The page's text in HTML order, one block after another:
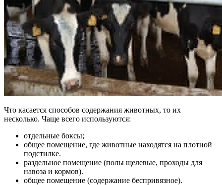
Что касается способов содержания животных, то их
несколько. Чаще всего используются:
отдельные боксы;
общее помещение, где животные находятся на плотной
подстилке.
раздельное помещение (полы щелевые, проходы для
навоза и кормов).
общее помещение (содержание беспривязное).